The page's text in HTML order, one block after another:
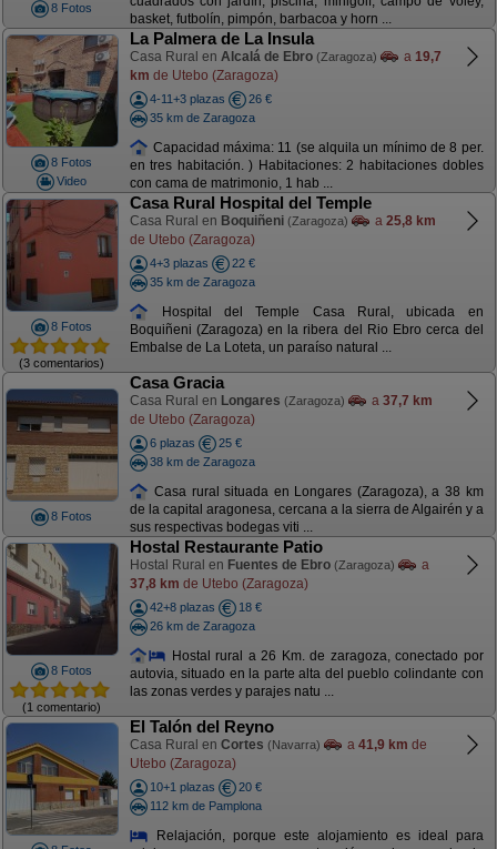
8 Fotos
basket, futbolín, pimpón, barbacoa y horn ...
8 Fotos
Video
La Palmera de La Insula
Casa Rural en Alcalá de Ebro (Zaragoza) a 19,7
km de Utebo (Zaragoza)
4-11+3 plazas
26 €
35 km de Zaragoza
Capacidad máxima: 11 (se alquila un mínimo de 8 per.
en tres habitación. ) Habitaciones: 2 habitaciones dobles
con cama de matrimonio, 1 hab ...
8 Fotos
(3 comentarios)
Casa Rural Hospital del Temple
Casa Rural en Boquiñeni (Zaragoza) a 25,8 km
de Utebo (Zaragoza)
4+3 plazas
22 €
35 km de Zaragoza
Hospital del Temple Casa Rural, ubicada en
Boquiñeni (Zaragoza) en la ribera del Rio Ebro cerca del
Embalse de La Loteta, un paraíso natural ...
8 Fotos
Casa Gracia
Casa Rural en Longares (Zaragoza) a 37,7 km
de Utebo (Zaragoza)
6 plazas
25 €
38 km de Zaragoza
Casa rural situada en Longares (Zaragoza), a 38 km
de la capital aragonesa, cercana a la sierra de Algairén y a
sus respectivas bodegas viti ...
8 Fotos
(1 comentario)
Hostal Restaurante Patio
Hostal Rural en Fuentes de Ebro (Zaragoza)
a
37,8 km de Utebo (Zaragoza)
42+8 plazas
18 €
26 km de Zaragoza
Hostal rural a 26 Km. de zaragoza, conectado por
autovia, situado en la parte alta del pueblo colindante con
las zonas verdes y parajes natu ...
El Talón del Reyno
Casa Rural en Cortes (Navarra) a 41,9 km de
Utebo (Zaragoza)
10+1 plazas
20 €
112 km de Pamplona
Relajación, porque este alojamiento es ideal para